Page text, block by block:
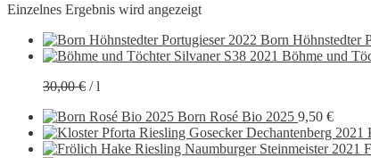
Einzelnes Ergebnis wird angezeigt
Born Höhnstedter
Böhme und
30,00€ /l
Born Rosé Bio 2025 9,50 €